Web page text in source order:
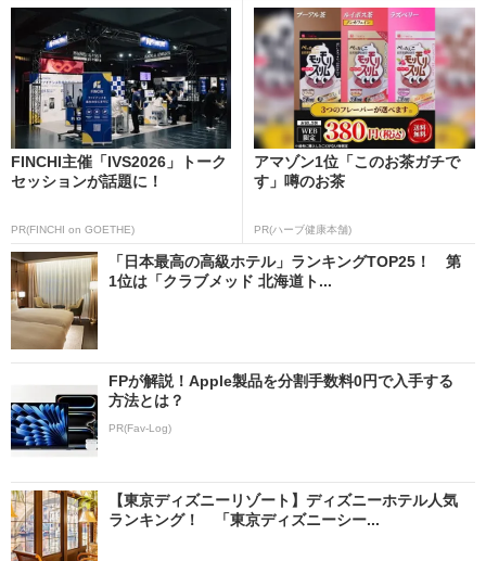
FINCHI主催「IVS2026」トーク
セッションが話題に！
PR(FINCHI on GOETHE)
アマゾン1位「このお茶ガチで
す」噂のお茶
PR(ハーブ健康本舗)
「日本最高の高級ホテル」ランキングTOP25！ 第
1位は「クラブメッド 北海道ト...
FPが解説！Apple製品を分割手数料0円で入手する
方法とは？
PR(Fav-Log)
【東京ディズニーリゾート】ディズニーホテル人気
ランキング！ 「東京ディズニーシー...